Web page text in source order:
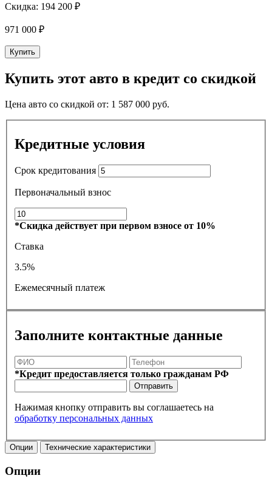
Скидка: 194 200 ₽
971 000 ₽
Купить
Купить этот авто в кредит со скидкой
Цена авто со скидкой от: 1 587 000 руб.
Кредитные условия
Срок кредитования
Первоначальный взнос
*Скидка действует при первом взносе от 10%
Ставка
3.5%
Ежемесячный платеж
Заполните контактные данные
*Кредит предоставляется только гражданам РФ
Отправить
Нажимая кнопку отправить вы соглашаетесь на
обработку персональных данных
Опции Технические характеристики
Опции